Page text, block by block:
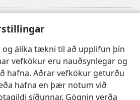
álíka tækni til að upplifun þín
vefkökur eru nauðsynlegar og
hafna. Aðrar vefkökur geturðu
hafna en þær notum við
síðunnar. Gögnin verða